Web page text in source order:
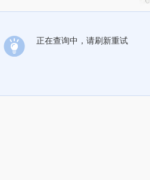
正在查询中，请刷新重试